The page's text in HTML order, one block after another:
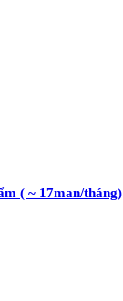
( ~ 17man/tháng)